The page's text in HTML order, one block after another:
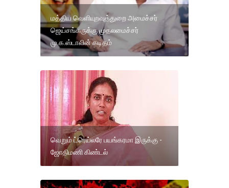
மத்திய வெளியுறவுத்துறை அமைச்சர்
ஜெய்சங்கருக்கு முதலமைச்சர்
மு.க.ஸ்டாலின் கடிதம்
வெறும் ட்ரெய்லரே பயங்கரமா இருக்கு -
ஜோதிமணி கிண்டல்